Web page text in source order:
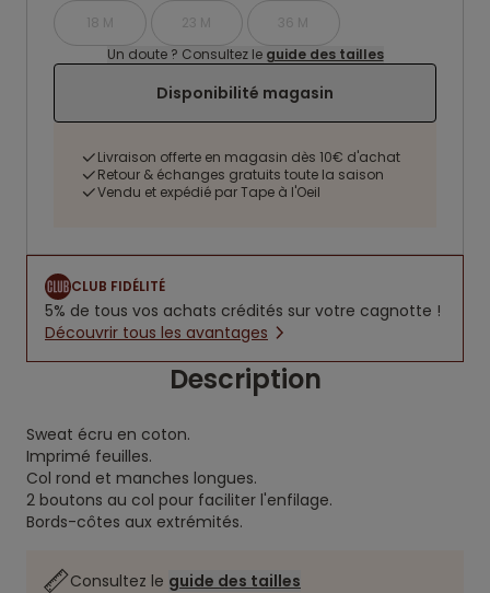
18 M 23 M
36 M
Un doute ? Consultez le guide des tailles
Disponibilité magasin
Livraison offerte en magasin dès 10€ d'achat
Retour & échanges gratuits toute la saison
Vendu et expédié par Tape à l'Oeil
CLUB FIDÉLITÉ
5% de tous vos achats crédités sur votre cagnotte !
Découvrir tous les avantages
Description
Sweat écru en coton.
Imprimé feuilles.
Col rond et manches longues.
2 boutons au col pour faciliter l'enfilage.
Bords-côtes aux extrémités.
Consultez le guide des tailles